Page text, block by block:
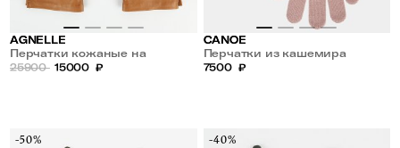
AGNELLE
Перчатки кожаные на
шелковой подкладке
25900 15000 ₽
CANOE
Перчатки из кашемира
7500 ₽
-50% -40%